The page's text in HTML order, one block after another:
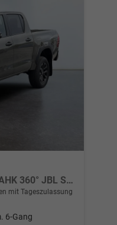
INVINCIBLE Double Cab 4x4 Leder AHK 360° JBL Soundsystem
mit Tageszulassung
6-Gang